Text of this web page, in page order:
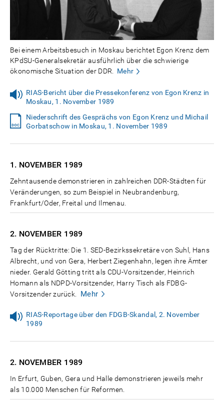
Bei einem Arbeitsbesuch in Moskau berichtet Egon Krenz dem
KPdSU-Generalsekretär ausführlich über die schwierige
ökonomische Situation der DDR.
Mehr
RIAS-Bericht über die Pressekonferenz von Egon Krenz in
Moskau, 1. November 1989
Niederschrift des Gesprächs von Egon Krenz und Michail
Gorbatschow in Moskau, 1. November 1989
1. NOVEMBER 1989
Zehntausende demonstrieren in zahlreichen DDR-Städten für
Veränderungen, so zum Beispiel in Neubrandenburg,
Frankfurt/Oder, Freital und Ilmenau.
2. NOVEMBER 1989
Tag der Rücktritte: Die 1. SED-Bezirkssekretäre von Suhl, Hans
Albrecht, und von Gera, Herbert Ziegenhahn, legen ihre Ämter
nieder. Gerald Götting tritt als CDU-Vorsitzender, Heinrich
Homann als NDPD-Vorsitzender, Harry Tisch als FDBG-
Vorsitzender zurück.
Mehr
RIAS-Reportage über den FDGB-Skandal, 2. November
1989
2. NOVEMBER 1989
In Erfurt, Guben, Gera und Halle demonstrieren jeweils mehr
als 10.000 Menschen für Reformen.